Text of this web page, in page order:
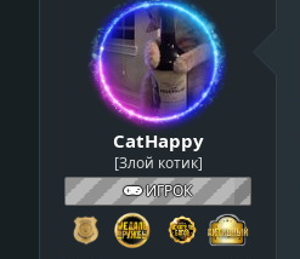
v
i
e
w
_
p
r
o
CatHappy
[Злой котик]
ИГРОК